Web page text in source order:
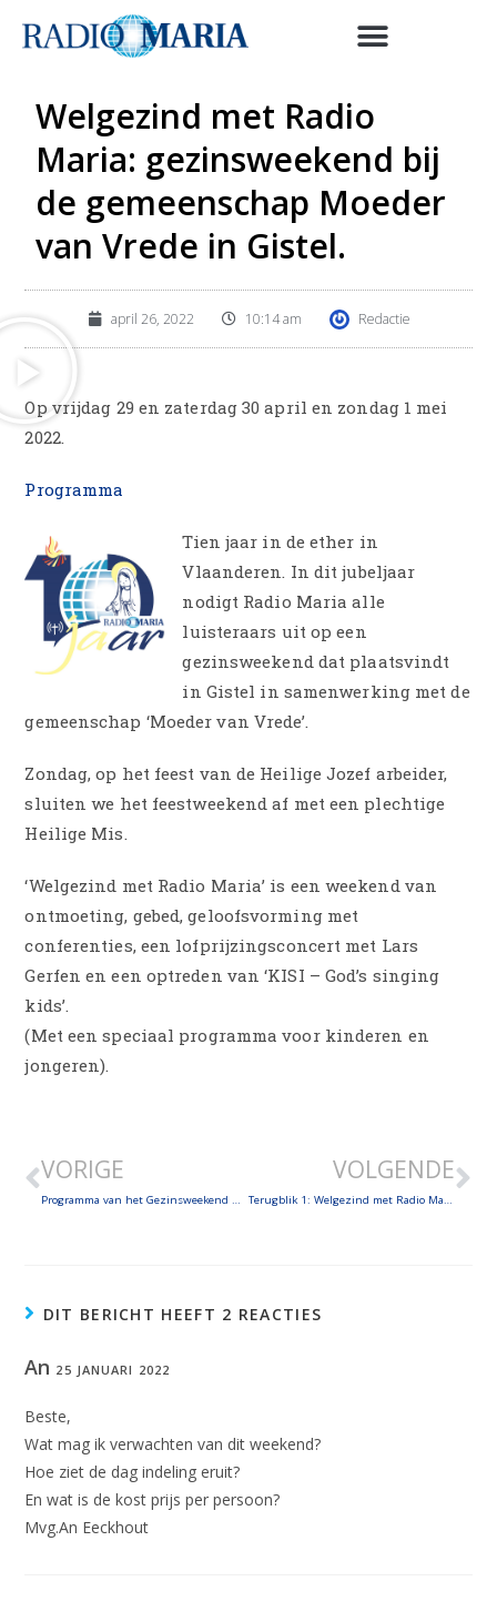
Welgezind met Radio
Maria: gezinsweekend bij
de gemeenschap Moeder
van Vrede in Gistel.
april 26, 2022 10:14 am Redactie
Op vrijdag 29 en zaterdag 30 april en zondag 1 mei
2022.
Programma
Tien jaar in de ether in
Vlaanderen. In dit jubeljaar
nodigt Radio Maria alle
luisteraars uit op een
gezinsweekend dat plaatsvindt
in Gistel in samenwerking met de
gemeenschap ‘Moeder van Vrede’.
Zondag, op het feest van de Heilige Jozef arbeider,
sluiten we het feestweekend af met een plechtige
Heilige Mis.
‘Welgezind met Radio Maria’ is een weekend van
ontmoeting, gebed, geloofsvorming met
conferenties, een lofprijzingsconcert met Lars
Gerfen en een optreden van ‘KISI – God’s singing
kids’.
(Met een speciaal programma voor kinderen en
jongeren).
VORIGE
Programma van het Gezinsweekend met Radio Maria
VOLGENDE
Terugblik 1: Welgezind met Radio Maria!
DIT BERICHT HEEFT 2 REACTIES
An 25 JANUARI 2022
Beste,
Wat mag ik verwachten van dit weekend?
Hoe ziet de dag indeling eruit?
En wat is de kost prijs per persoon?
Mvg.An Eeckhout